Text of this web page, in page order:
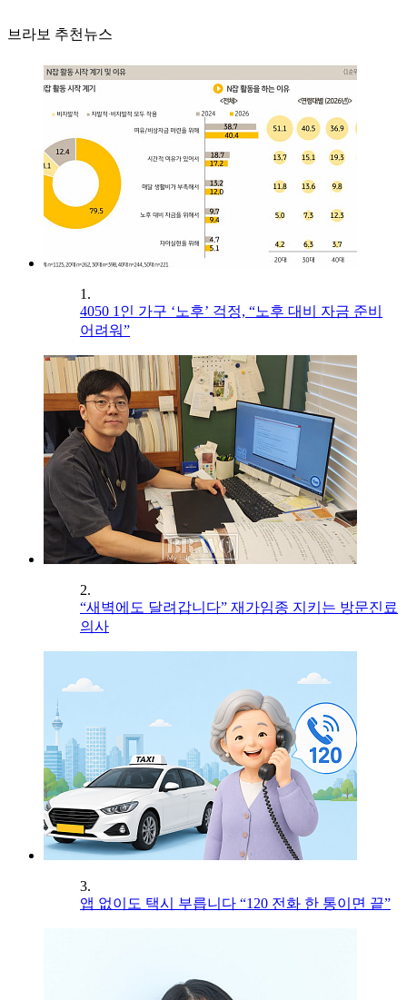
브라보 추천뉴스
1.
4050 1인 가구 ‘노후’ 걱정, “노후 대비 자금 준비
어려워”
2.
“새벽에도 달려갑니다” 재가임종 지키는 방문진료
의사
3.
앱 없이도 택시 부릅니다 “120 전화 한 통이면 끝”